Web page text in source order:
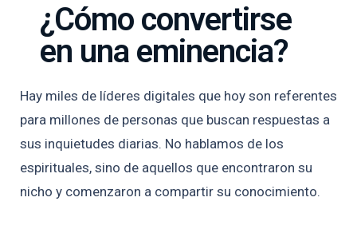
¿Cómo convertirse
en una eminencia?
Hay miles de líderes digitales que hoy son referentes
para millones de personas que buscan respuestas a
sus inquietudes diarias. No hablamos de los
espirituales, sino de aquellos que encontraron su
nicho y comenzaron a compartir su conocimiento.